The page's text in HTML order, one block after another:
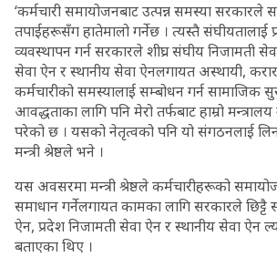
‘कर्मचारी समायोजनबाट उत्पन्न समस्या सरकारले
तपाईहरूसँग हातेमालो गर्नेछ । त्यस्तै संघीयतालाई
व्यवस्थापन गर्न सरकारले शीघ्र संघीय निजामती
सेवा ऐन र स्थानीय सेवा ऐनलगायत अस्थायी,
कर्मचारीको समस्यालाई सम्बोधन गर्न सामाजिक
आवद्धताका लागि पनि मेरो तर्फबाट हाम्रो
परेको छ । यसको नेतृत्वको पनि यो संगठनलाई
मन्त्री श्रेष्ठले भने ।
यस अवसरमा मन्त्री श्रेष्ठले कर्मचारीहरूको
समाधान गर्नेलगायत कामका लागि सरकारले छिट्टै
ऐन, प्रदेश निजामती सेवा ऐन र स्थानीय सेवा ऐन
बताएका थिए ।